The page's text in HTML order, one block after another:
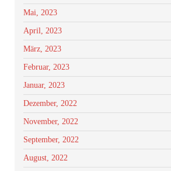
Mai, 2023
April, 2023
März, 2023
Februar, 2023
Januar, 2023
Dezember, 2022
November, 2022
September, 2022
August, 2022